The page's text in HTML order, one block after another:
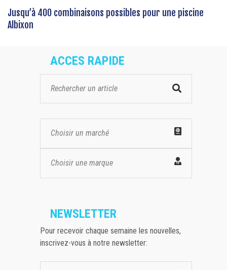
Jusqu’à 400 combinaisons possibles pour une piscine
Albixon
ACCES RAPIDE
Choisir un marché
Choisir une marque
NEWSLETTER
Pour recevoir chaque semaine les nouvelles,
inscrivez-vous à notre newsletter: